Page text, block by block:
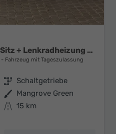
Comfort Plus 1.2 MPI / Sitz + Lenkradheizung PDC V&H Kamera LED Tempomat Keyless Alu 16"
Fahrzeug mit Tageszulassung
Getriebe Schaltgetriebe
Außenfarbe Mangrove Green
Kilometerstand 15 km